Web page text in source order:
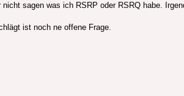
sagen was ich RSRP oder RSRQ habe.
ist noch ne offene Frage.